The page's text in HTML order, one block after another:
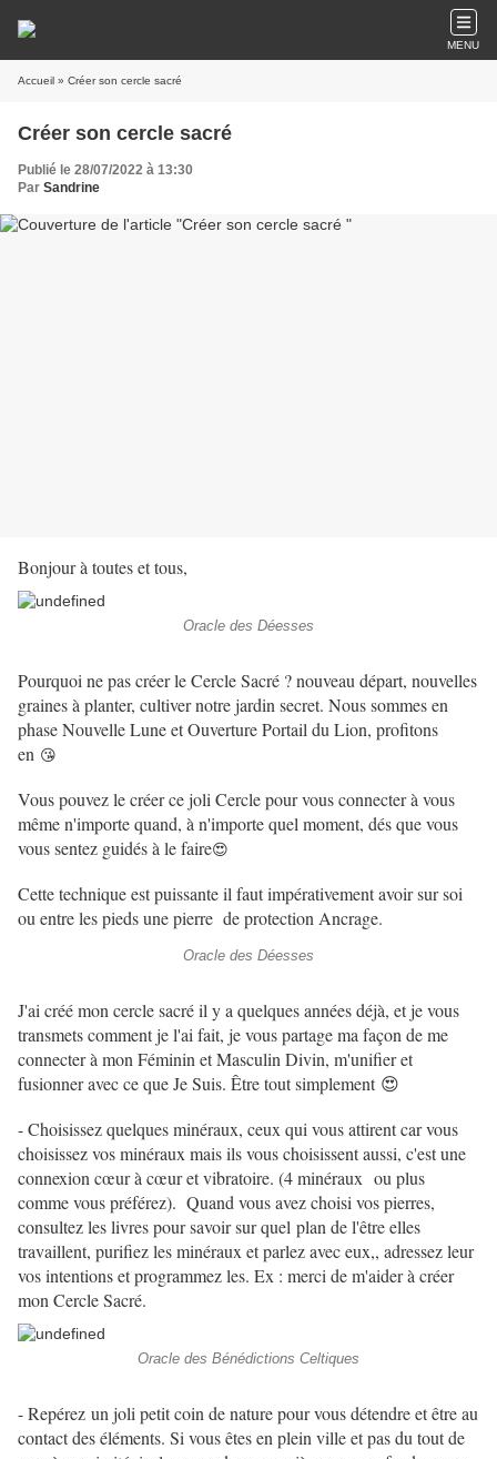
MENU
Accueil » Créer son cercle sacré
Créer son cercle sacré
Publié le 28/07/2022 à 13:30
Par Sandrine
Bonjour à toutes et tous,
Oracle des Déesses
Pourquoi ne pas créer le Cercle Sacré ? nouveau départ, nouvelles
graines à planter, cultiver notre jardin secret. Nous sommes en
phase Nouvelle Lune et Ouverture Portail du Lion, profitons
en 😘
Vous pouvez le créer ce joli Cercle pour vous connecter à vous
même n'importe quand, à n'importe quel moment, dés que vous
vous sentez guidés à le faire😍
Cette technique est puissante il faut impérativement avoir sur soi
ou entre les pieds une pierre de protection Ancrage.
Oracle des Déesses
J'ai créé mon cercle sacré il y a quelques années déjà, et je vous
transmets comment je l'ai fait, je vous partage ma façon de me
connecter à mon Féminin et Masculin Divin, m'unifier et
fusionner avec ce que Je Suis. Être tout simplement 😍
- Choisissez quelques minéraux, ceux qui vous attirent car vous
choisissez vos minéraux mais ils vous choisissent aussi, c'est une
connexion cœur à cœur et vibratoire. (4 minéraux ou plus
comme vous préférez). Quand vous avez choisi vos pierres,
consultez les livres pour savoir sur quel plan de l'être elles
travaillent, purifiez les minéraux et parlez avec eux,, adressez leur
vos intentions et programmez les. Ex : merci de m'aider à créer
mon Cercle Sacré.
Oracle des Bénédictions Celtiques
- Repérez un joli petit coin de nature pour vous détendre et être au
contact des éléments. Si vous êtes en plein ville et pas du tout de